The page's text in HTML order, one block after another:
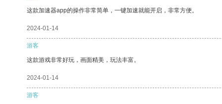
这款加速器app的操作非常简单，一键加速就能开启，非常方便。
2024-01-14
游客
这款游戏非常好玩，画面精美，玩法丰富。
2024-01-14
游客